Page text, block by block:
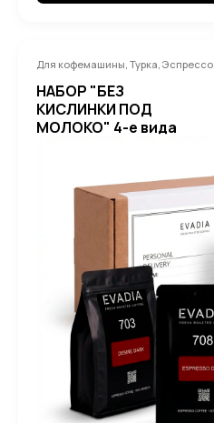
Для кофемашины, Турка, Эспрессо
НАБОР "БЕЗ
КИСЛИНКИ ПОД
МОЛОКО" 4-е вида